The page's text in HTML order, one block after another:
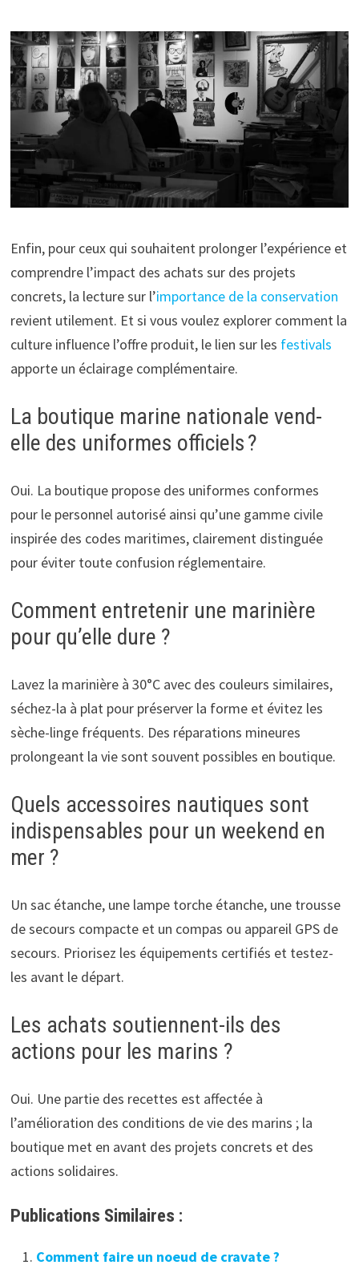
Enfin, pour ceux qui souhaitent prolonger l’expérience et
comprendre l’impact des achats sur des projets
concrets, la lecture sur l’importance de la conservation
revient utilement. Et si vous voulez explorer comment la
culture influence l’offre produit, le lien sur les festivals
apporte un éclairage complémentaire.
La boutique marine nationale vend-
elle des uniformes officiels ?
Oui. La boutique propose des uniformes conformes
pour le personnel autorisé ainsi qu’une gamme civile
inspirée des codes maritimes, clairement distinguée
pour éviter toute confusion réglementaire.
Comment entretenir une marinière
pour qu’elle dure ?
Lavez la marinière à 30°C avec des couleurs similaires,
séchez-la à plat pour préserver la forme et évitez les
sèche-linge fréquents. Des réparations mineures
prolongeant la vie sont souvent possibles en boutique.
Quels accessoires nautiques sont
indispensables pour un weekend en
mer ?
Un sac étanche, une lampe torche étanche, une trousse
de secours compacte et un compas ou appareil GPS de
secours. Priorisez les équipements certifiés et testez-
les avant le départ.
Les achats soutiennent-ils des
actions pour les marins ?
Oui. Une partie des recettes est affectée à
l’amélioration des conditions de vie des marins ; la
boutique met en avant des projets concrets et des
actions solidaires.
Publications Similaires :
Comment faire un noeud de cravate ?